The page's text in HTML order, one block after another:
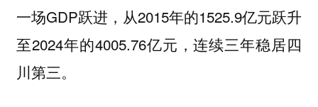
一场GDP跃进，从2015年的1525.9亿元跃升
至2024年的4005.76亿元，连续三年稳居四
川第三。